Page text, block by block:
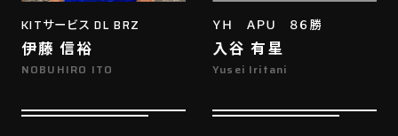
KITサービス DL BRZ
伊藤 信裕
NOBUHIRO ITO
ＹＨ ＡＰＵ ８６勝
入谷 有星
Yusei Iritani